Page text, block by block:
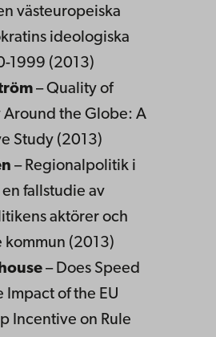
västeuropeiska
ideologiska
1999 (2013)
– Quality of
Around the Globe: A
Study (2013)
– Regionalpolitik i
fallstudie av
aktörer och
kommun (2013)
– Does Speed
Impact of the EU
Incentive on Rule